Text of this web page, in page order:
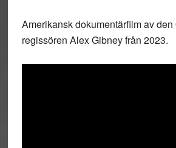
Amerikansk dokumentärfilm av
regissören Alex Gibney från 2023.